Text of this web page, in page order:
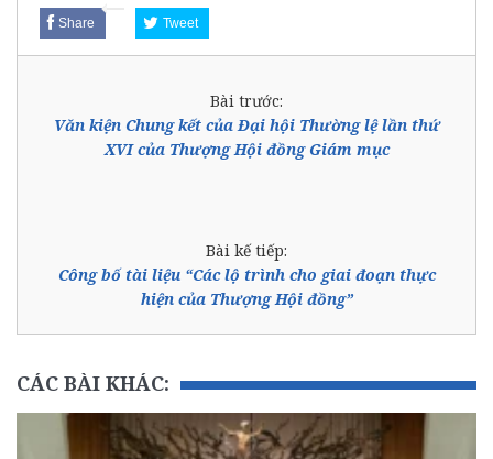
Share Tweet
Bài trước:
Văn kiện Chung kết của Đại hội Thường lệ lần thứ
XVI của Thượng Hội đồng Giám mục
Bài kế tiếp:
Công bố tài liệu “Các lộ trình cho giai đoạn thực
hiện của Thượng Hội đồng”
CÁC BÀI KHÁC: